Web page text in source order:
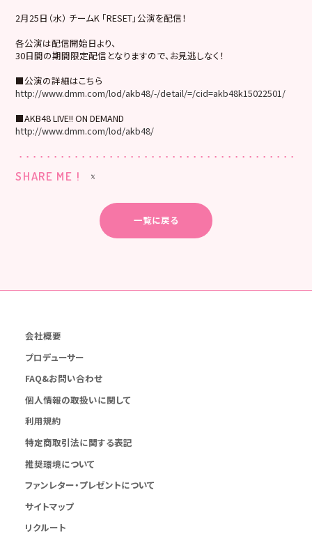
2月25日（水） チームK 「RESET」公演を配信！
各公演は配信開始日より、
30日間の期間限定配信となりますので、お見逃しなく！
■公演の詳細はこちら
http://www.dmm.com/lod/akb48/-/detail/=/cid=akb48k15022501/
■AKB48 LIVE!! ON DEMAND
http://www.dmm.com/lod/akb48/
SHARE ME !
一覧に戻る
会社概要
プロデューサー
FAQ&お問い合わせ
個人情報の取扱いに関して
利用規約
特定商取引法に関する表記
推奨環境について
ファンレター・プレゼントについて
サイトマップ
リクルート